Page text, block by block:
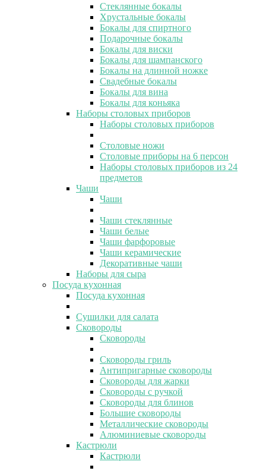
Стеклянные бокалы
Хрустальные бокалы
Бокалы для спиртного
Подарочные бокалы
Бокалы для виски
Бокалы для шампанского
Бокалы на длинной ножке
Свадебные бокалы
Бокалы для вина
Бокалы для коньяка
Наборы столовых приборов
Наборы столовых приборов
Столовые ножи
Столовые приборы на 6 персон
Наборы столовых приборов из 24
предметов
Чаши
Чаши
Чаши стеклянные
Чаши белые
Чаши фарфоровые
Чаши керамические
Декоративные чаши
Наборы для сыра
Посуда кухонная
Посуда кухонная
Сушилки для салата
Сковороды
Сковороды
Сковороды гриль
Антипригарные сковороды
Сковороды для жарки
Сковороды с ручкой
Сковороды для блинов
Большие сковороды
Металлические сковороды
Алюминиевые сковороды
Кастрюли
Кастрюли